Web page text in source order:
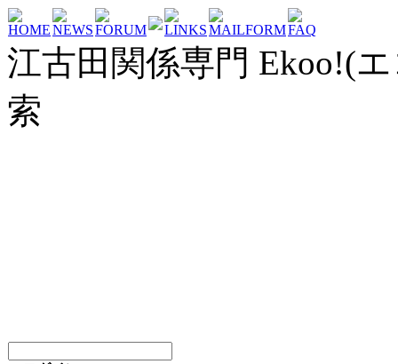
HOMENEWSFORUM LINKSMAILFORMFAQ
江古田関係専門 Ekoo!(
索